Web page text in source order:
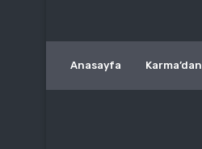
Anasayfa Karma’dan